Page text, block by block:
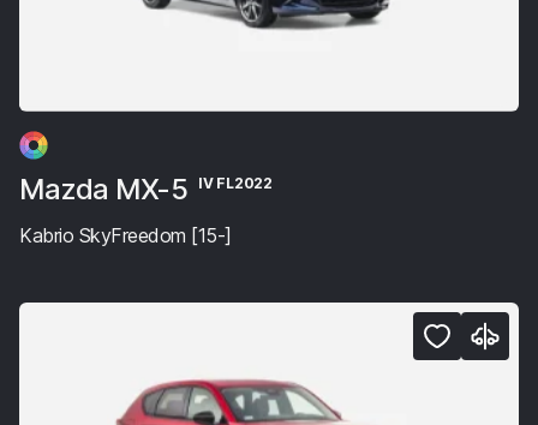
Mazda MX-5 IV FL2022
Kabrio SkyFreedom [15-]